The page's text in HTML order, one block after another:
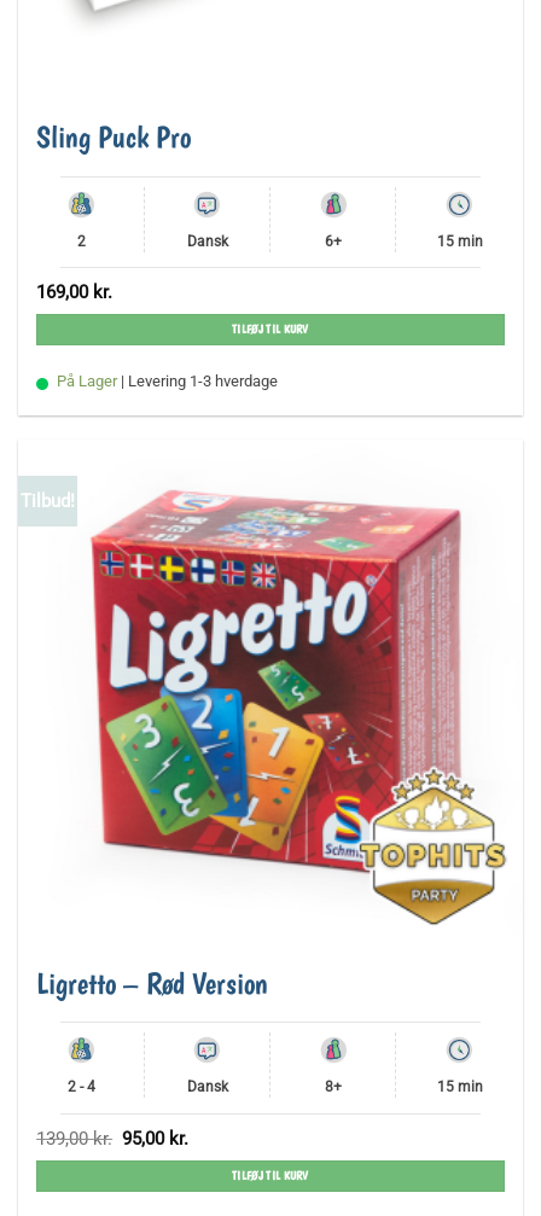
Sling Puck Pro
2 Dansk 6+ 15 min
169,00 kr.
TILFØJ TIL KURV
På Lager | Levering 1-3 hverdage
Tilbud!
Ligretto – Rød Version
2 - 4 Dansk 8+ 15 min
139,00kr. Den
oprindelige
pris
139,00 kr..
95,00 kr.
aktuelle
pris
95,00 kr..
TILFØJ TIL KURV